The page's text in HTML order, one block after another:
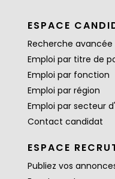
ESPACE
Recherche avancée
Emploi par titre de
Emploi par fonction
Emploi par région
Emploi par secteur
Contact candidat
ESPACE
Publiez vos